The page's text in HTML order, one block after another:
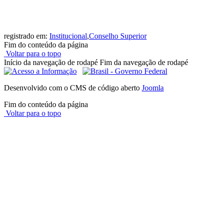
registrado em: Institucional,Conselho Superior
Fim do conteúdo da página
Voltar para o topo
Início da navegação de rodapé Fim da navegação de rodapé
Desenvolvido com o CMS de código aberto Joomla
Fim do conteúdo da página
Voltar para o topo